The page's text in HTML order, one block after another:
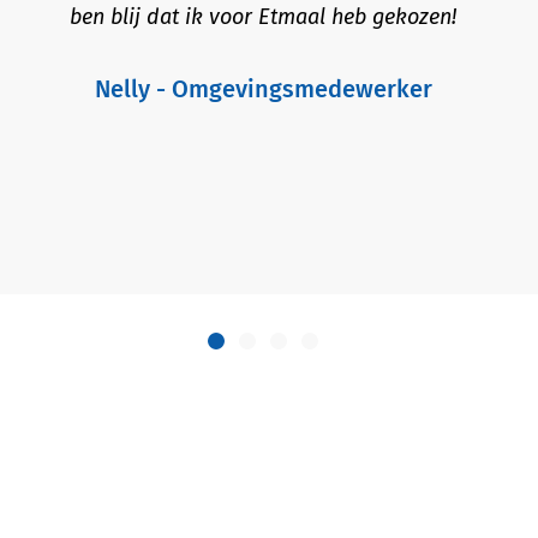
goed gekeken naar wat bij mij past. Dankzij Etmaal
omgeving. Ik ben zeer tevreden over de